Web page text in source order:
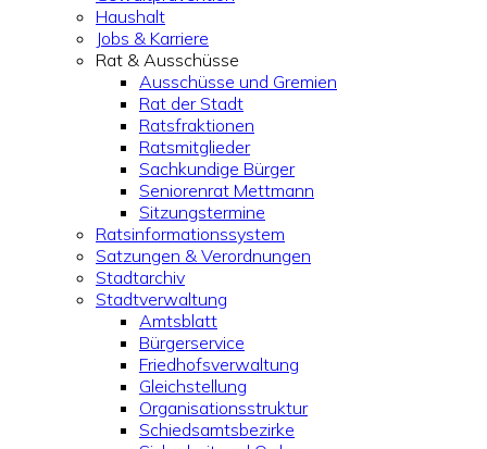
Haushalt
Jobs & Karriere
Rat & Ausschüsse
Ausschüsse und Gremien
Rat der Stadt
Ratsfraktionen
Ratsmitglieder
Sachkundige Bürger
Seniorenrat Mettmann
Sitzungstermine
Ratsinformationssystem
Satzungen & Verordnungen
Stadtarchiv
Stadtverwaltung
Amtsblatt
Bürgerservice
Friedhofsverwaltung
Gleichstellung
Organisationsstruktur
Schiedsamtsbezirke